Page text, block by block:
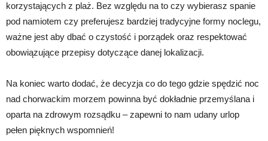
korzystających z plaż. Bez względu na to czy wybierasz spanie
pod namiotem czy preferujesz bardziej tradycyjne formy noclegu,
ważne jest aby dbać o czystość i porządek oraz respektować
obowiązujące przepisy dotyczące danej lokalizacji.
Na koniec warto dodać, że decyzja co do tego gdzie spędzić noc
nad chorwackim morzem powinna być dokładnie przemyślana i
oparta na zdrowym rozsądku – zapewni to nam udany urlop
pełen pięknych wspomnień!